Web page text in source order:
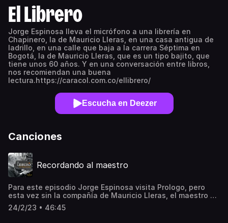
El Librero
Jorge Espinosa lleva el micrófono a una librería en
Chapinero, la de Mauricio Lleras, en una casa antigua de
ladrillo, en una calle que baja a la carrera Séptima en
Bogotá, la de Mauricio Lleras, que es un tipo bajito, que
tiene unos 60 años. Y en una conversación entre libros,
nos recomiendan una buena
lectura.https://caracol.com.co/ellibrero/
Escucha en Deezer
Canciones
Recordando al maestro
Para este episodio Jorge Espinosa visita Prologo, pero
esta vez sin la compañía de Mauricio Lleras, el maestro de
los libros.Honramos la vida y obra de Mauricio Lleras,
fundador de Prólogo: Queremos recordar su dedicación y
24/2/23 • 46:45